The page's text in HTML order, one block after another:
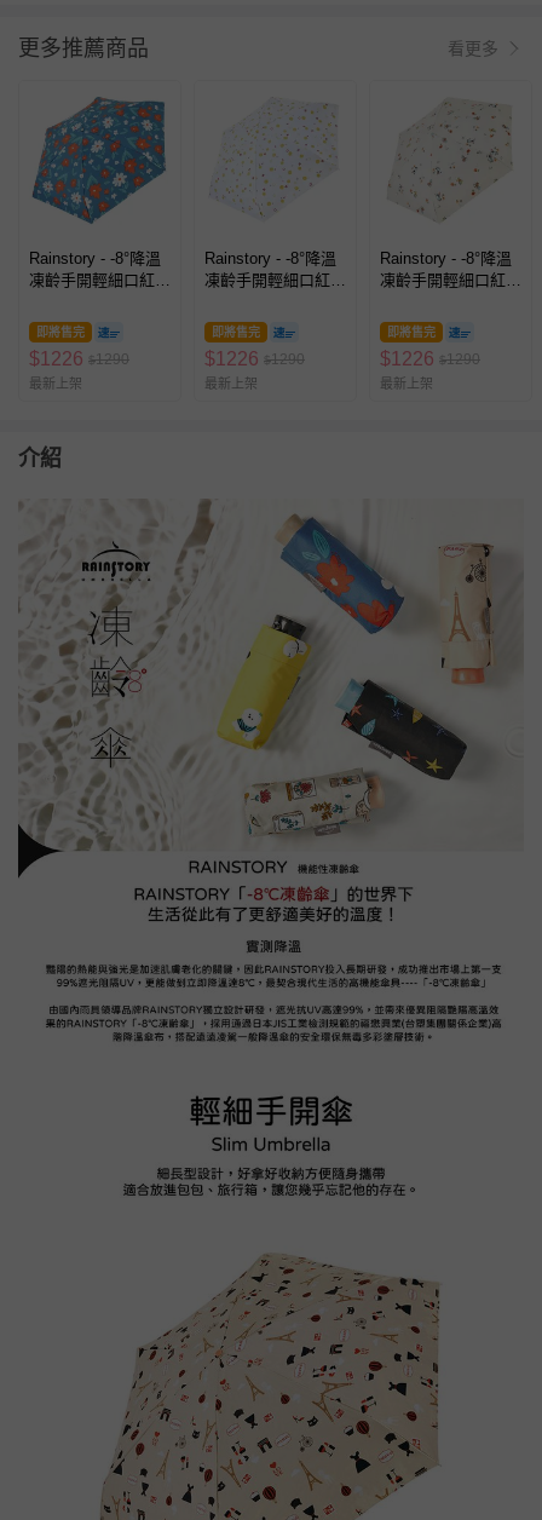
更多推薦商品 看更多
Rainstory - -8°降溫
凍齡手開輕細口紅
即將售完
$1226 $1290
最新上架
Rainstory - -8°降溫
凍齡手開輕細口紅
即將售完
$1226 $1290
最新上架
Rainstory - -8°降溫
凍齡手開輕細口紅
即將售完
$1226 $1290
最新上架
介紹